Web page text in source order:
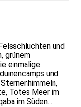
und
grünem
einmalige
und
Totes Meer im
im Süden...